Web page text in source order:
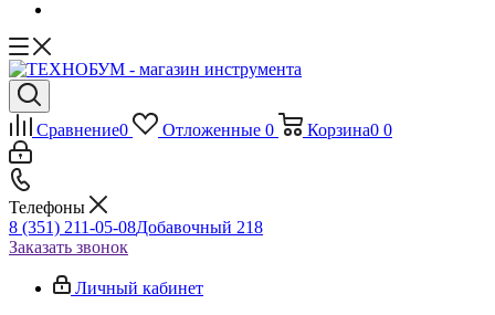
Сравнение0 Отложенные 0 Корзина0 0
Телефоны
8 (351) 211-05-08Добавочный 218
Заказать звонок
Личный кабинет